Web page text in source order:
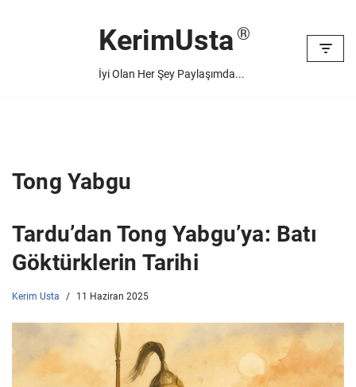
KerimUsta
İyi Olan Her Şey Paylaşımda...
Tong Yabgu
Tardu’dan Tong Yabgu’ya: Batı
Göktürklerin Tarihi
Kerim Usta 11 Haziran 2025